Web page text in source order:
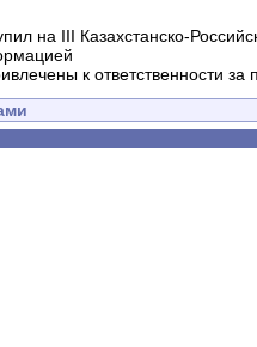
на III Казахстанско-
к ответственности за